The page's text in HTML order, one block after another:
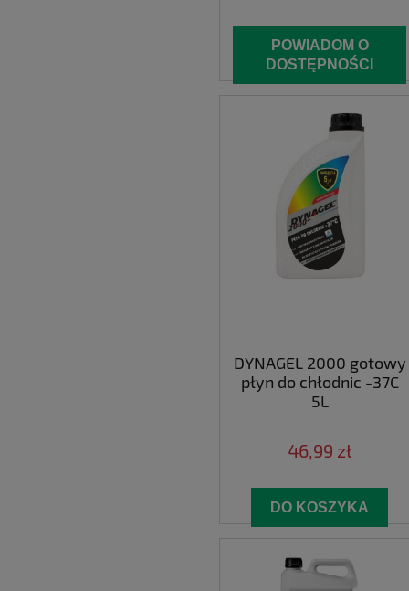
POWIADOM O
DOSTĘPNOŚCI
DYNAGEL 2000 gotowy
płyn do chłodnic -37C
5L
46,99 zł
DO KOSZYKA